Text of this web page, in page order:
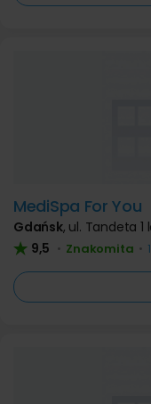
MediSpa For You
Gdańsk, ul. Tandeta 1
9,5 • Znakomita •